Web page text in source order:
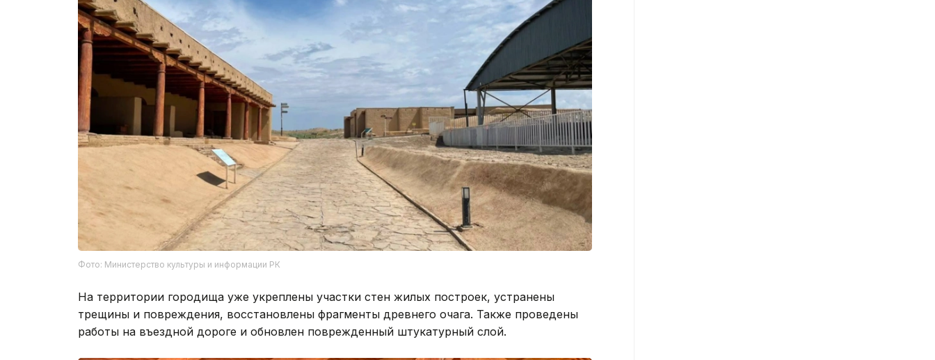
Фото: Министерство культуры и информации РК
На территории городища уже укреплены участки стен жилых построек, устранены
трещины и повреждения, восстановлены фрагменты древнего очага. Также проведены
работы на въездной дороге и обновлен поврежденный штукатурный слой.